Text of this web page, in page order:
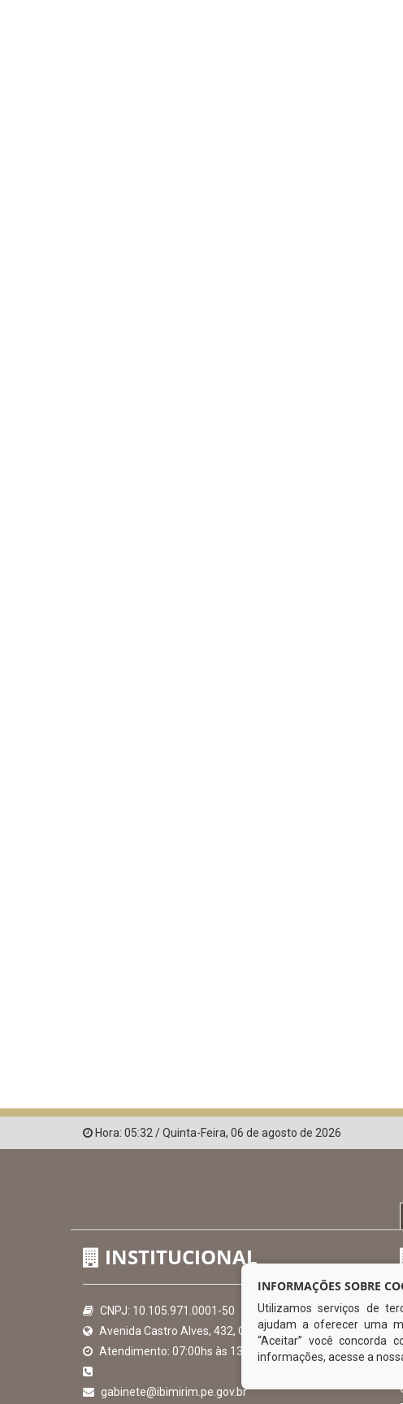
Hora: 05:32 /Quinta-Feira, 06 de agosto de 2026
INSTITUCIONAL
CNPJ: 10.105.971.0001-50
Avenida Castro Alves, 432, Centro - CEP: 56-580-000
Atendimento: 07:00hs às 13:00hs
gabinete@ibimirim.pe.gov.br
INFORMAÇÕES SOBRE
Utilizamos serviços de
ajudam a oferecer uma
“Aceitar” você concorda
informações, acesse a